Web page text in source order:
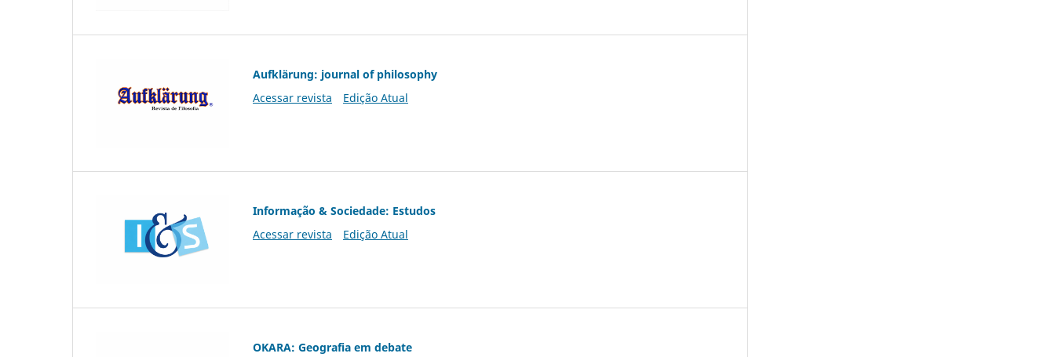
Aufklärung: journal of philosophy
Acessar revista
Edição Atual
Informação & Sociedade: Estudos
Acessar revista
Edição Atual
OKARA: Geografia em debate